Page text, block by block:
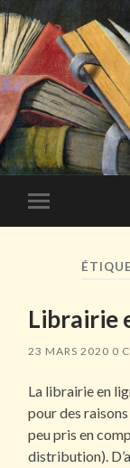
Toggle
mobile
Librairie
23 MARS 2020 0
La librairie en
pour des
peu pris en
distribution).